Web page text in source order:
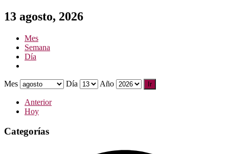
13 agosto, 2026
Mes
Semana
Día
Mes Día Año
Anterior
Hoy
Categorías